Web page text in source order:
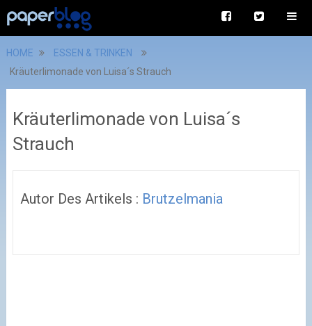
HOME
ESSEN & TRINKEN
Kräuterlimonade von Luisa´s Strauch
Kräuterlimonade von Luisa´s
Strauch
Autor Des Artikels : Brutzelmania